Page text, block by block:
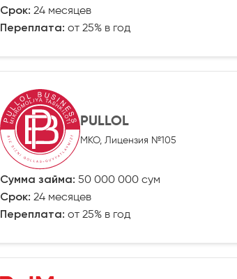
Срок: 24 месяцев
Переплата: от 25% в год
PULLOL
МКО, Лицензия №105
Сумма займа: 50 000 000 сум
Срок: 24 месяцев
Переплата: от 25% в год